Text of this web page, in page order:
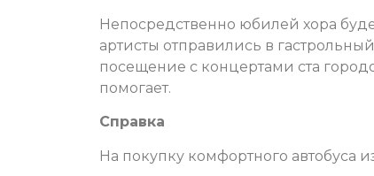
Непосредственно юбилей хора
артисты отправились в
посещение с концертами ста
помогает.
Справка
На покупку комфортного автобуса